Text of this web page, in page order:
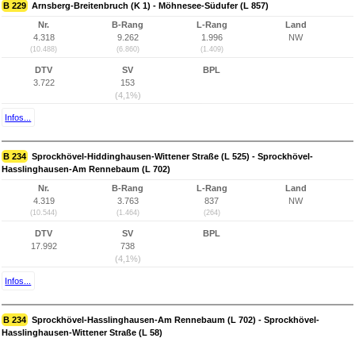
B 229 Arnsberg-Breitenbruch (K 1) - Möhnesee-Südufer (L 857)
Nr.
4.318
(10.488)
B-Rang
9.262
(6.860)
L-Rang
1.996
(1.409)
Land
NW
DTV
3.722
SV
153
(4,1%)
BPL
Infos...
B 234 Sprockhövel-Hiddinghausen-Wittener Straße (L 525) - Sprockhövel-
Hasslinghausen-Am Rennebaum (L 702)
Nr.
4.319
(10.544)
B-Rang
3.763
(1.464)
L-Rang
837
(264)
Land
NW
DTV
17.992
SV
738
(4,1%)
BPL
Infos...
B 234 Sprockhövel-Hasslinghausen-Am Rennebaum (L 702) - Sprockhövel-
Hasslinghausen-Wittener Straße (L 58)